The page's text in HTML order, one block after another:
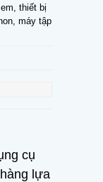
thiết bị
máy tập
cụ
lựa